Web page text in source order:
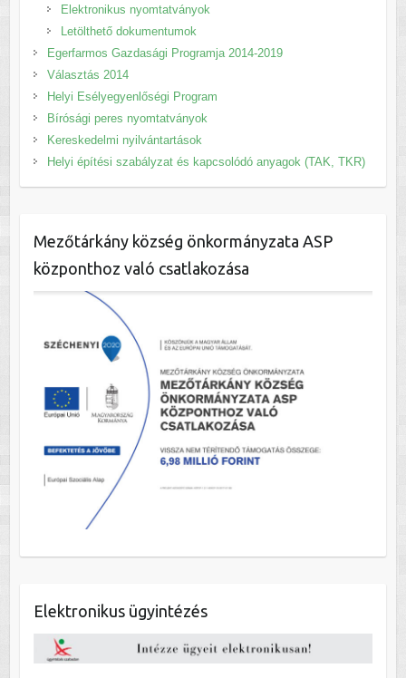
Elektronikus nyomtatványok
Letölthető dokumentumok
Egerfarmos Gazdasági Programja 2014-2019
Választás 2014
Helyi Esélyegyenlőségi Program
Bírósági peres nyomtatványok
Kereskedelmi nyilvántartások
Helyi építési szabályzat és kapcsolódó anyagok (TAK, TKR)
Mezőtárkány község önkormányzata ASP
központhoz való csatlakozása
Elektronikus ügyintézés